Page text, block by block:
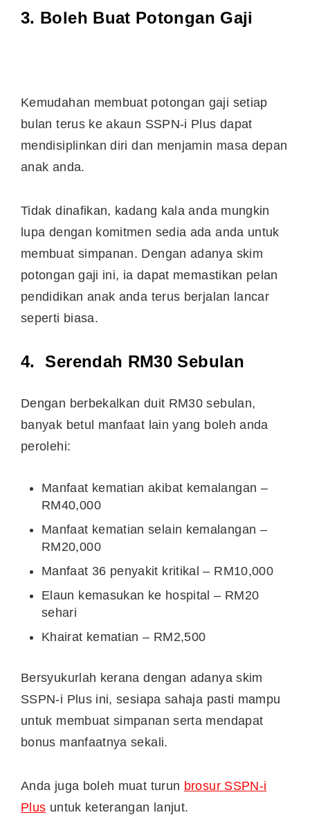
3. Boleh Buat Potongan Gaji
Kemudahan membuat potongan gaji setiap
bulan terus ke akaun SSPN-i Plus dapat
mendisiplinkan diri dan menjamin masa depan
anak anda.
Tidak dinafikan, kadang kala anda mungkin
lupa dengan komitmen sedia ada anda untuk
membuat simpanan. Dengan adanya skim
potongan gaji ini, ia dapat memastikan pelan
pendidikan anak anda terus berjalan lancar
seperti biasa.
4. Serendah RM30 Sebulan
Dengan berbekalkan duit RM30 sebulan,
banyak betul manfaat lain yang boleh anda
perolehi:
Manfaat kematian akibat kemalangan –
RM40,000
Manfaat kematian selain kemalangan –
RM20,000
Manfaat 36 penyakit kritikal – RM10,000
Elaun kemasukan ke hospital – RM20
sehari
Khairat kematian – RM2,500
Bersyukurlah kerana dengan adanya skim
SSPN-i Plus ini, sesiapa sahaja pasti mampu
untuk membuat simpanan serta mendapat
bonus manfaatnya sekali.
Anda juga boleh muat turun brosur SSPN-i
Plus untuk keterangan lanjut.